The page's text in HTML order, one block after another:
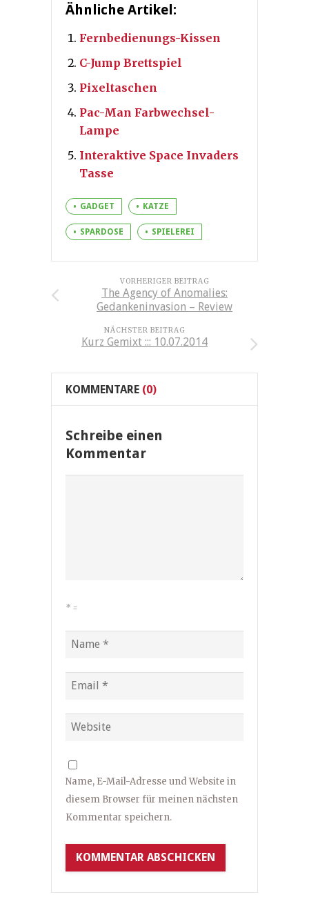
Ähnliche Artikel:
Fernbedienungs-Kissen
C-Jump Brettspiel
Pixeltaschen
Pac-Man Farbwechsel-
Lampe
Interaktive Space Invaders
Tasse
GADGET KATZE
SPARDOSE SPIELEREI
VORHERIGER BEITRAG
The Agency of Anomalies:
Gedankeninvasion – Review
NÄCHSTER BEITRAG
Kurz Gemixt ::: 10.07.2014
KOMMENTARE (0)
Schreibe einen
Kommentar
* =
Name, E-Mail-Adresse und Website in
diesem Browser für meinen nächsten
Kommentar speichern.